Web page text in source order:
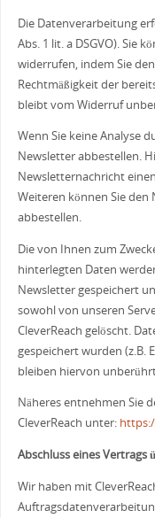
Die Datenverarbeitung
Abs. 1 lit. a DSGVO). Sie
widerrufen, indem Sie
Rechtmäßigkeit der
bleibt vom Widerruf
Wenn Sie keine Analyse
Newsletter abbestellen.
Newsletternachricht
Weiteren können Sie
abbestellen.
Die von Ihnen zum
hinterlegten Daten
Newsletter gespeichert
sowohl von unseren
CleverReach gelöscht.
gespeichert wurden (z.B.
bleiben hiervon
Näheres entnehmen Sie
CleverReach unter:
Abschluss eines
Wir haben mit